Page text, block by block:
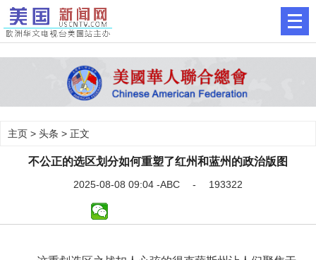
主页 > 头条 > 正文
不公正的选区划分如何重塑了红州和蓝州的政治版图
2025-08-08 09:04 -ABC - 193322